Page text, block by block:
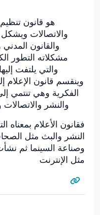
هو قانون
والاتصالات
والقانون المدني
مشكلاته التطور
والتي يلتفت
وينقسم قانون
الفكرية وهي تنتمي
والنشر
فقانون الأعلام
النشر والبث مثل
وصناعة السینما ثم
مثل الإنترنت